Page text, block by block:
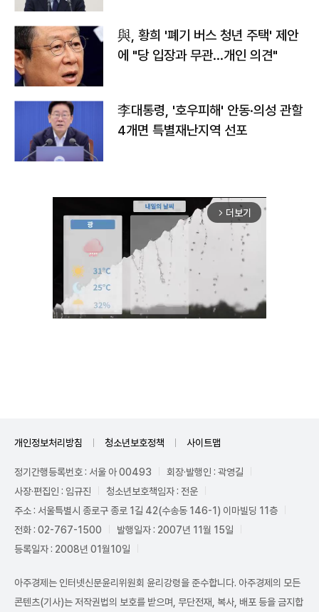
與, 황희 '폐기 버스 청년 주택' 제안
에 "당 입장과 무관…개인 의견"
李대통령, '호우피해' 안동·의성 관할
4개면 특별재난지역 선포
arrow_forward_ios 더보기
개인정보처리방침 청소년보호정책 사이트맵
정기간행등록번호 : 서울 아 00493
회장·발행인 : 곽영길
사장·편집인 : 임규진
청소년보호책임자 : 전운
주소 : 서울특별시 종로구 종로 1길 42(수송동 146-1) 이마빌딩 11층
전화 : 02-767-1500
발행일자 : 2007년 11월 15일
등록일자 : 2008년 01월10일
아주경제는 인터넷신문윤리위원회 윤리강령을 준수합니다. 아주경제의 모든
콘텐츠(기사)는 저작권법의 보호를 받으며, 무단전재, 복사, 배포 등을 금지합